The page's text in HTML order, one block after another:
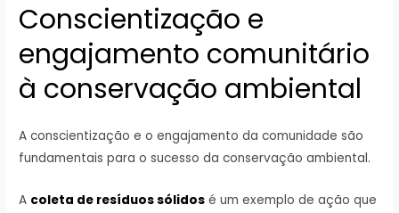
Conscientização e
engajamento comunitário
à conservação ambiental
A conscientização e o engajamento da comunidade são
fundamentais para o sucesso da conservação ambiental.
A coleta de resíduos sólidos é um exemplo de ação que